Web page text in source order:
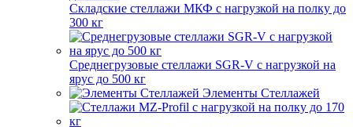
Складские стеллажи МКФ с нагрузкой на полку до
300 кг
Среднегрузовые стеллажи SGR-V с нагрузкой на
ярус до 500 кг
Элементы Стеллажей